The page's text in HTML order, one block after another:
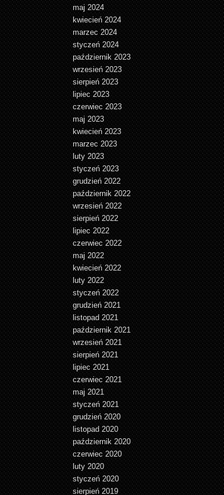
maj 2024
kwiecień 2024
marzec 2024
styczeń 2024
październik 2023
wrzesień 2023
sierpień 2023
lipiec 2023
czerwiec 2023
maj 2023
kwiecień 2023
marzec 2023
luty 2023
styczeń 2023
grudzień 2022
październik 2022
wrzesień 2022
sierpień 2022
lipiec 2022
czerwiec 2022
maj 2022
kwiecień 2022
luty 2022
styczeń 2022
grudzień 2021
listopad 2021
październik 2021
wrzesień 2021
sierpień 2021
lipiec 2021
czerwiec 2021
maj 2021
styczeń 2021
grudzień 2020
listopad 2020
październik 2020
czerwiec 2020
luty 2020
styczeń 2020
sierpień 2019